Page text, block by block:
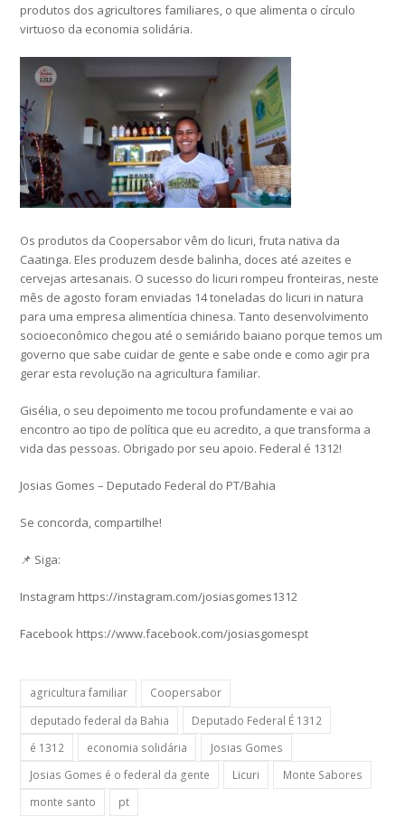
produtos dos agricultores familiares, o que alimenta o círculo
virtuoso da economia solidária.
Os produtos da Coopersabor vêm do licuri, fruta nativa da
Caatinga. Eles produzem desde balinha, doces até azeites e
cervejas artesanais. O sucesso do licuri rompeu fronteiras, neste
mês de agosto foram enviadas 14 toneladas do licuri in natura
para uma empresa alimentícia chinesa. Tanto desenvolvimento
socioeconômico chegou até o semiárido baiano porque temos um
governo que sabe cuidar de gente e sabe onde e como agir pra
gerar esta revolução na agricultura familiar.
Gisélia, o seu depoimento me tocou profundamente e vai ao
encontro ao tipo de política que eu acredito, a que transforma a
vida das pessoas. Obrigado por seu apoio. Federal é 1312!
Josias Gomes – Deputado Federal do PT/Bahia
Se concorda, compartilhe!
📌 Siga:
Instagram https://instagram.com/josiasgomes1312
Facebook https://www.facebook.com/josiasgomespt
agricultura familiar
Coopersabor
deputado federal da Bahia
Deputado Federal É 1312
é 1312
economia solidária
Josias Gomes
Josias Gomes é o federal da gente
Licuri
Monte Sabores
monte santo
pt